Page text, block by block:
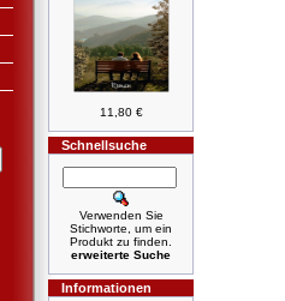
11,80 €
Schnellsuche
Verwenden Sie
Stichworte, um ein
Produkt zu finden.
erweiterte Suche
Informationen